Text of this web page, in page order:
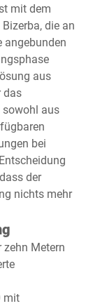
mit dem
die an
angebunden
aus
das
sowohl aus
bei
der
nichts mehr
Metern
mit